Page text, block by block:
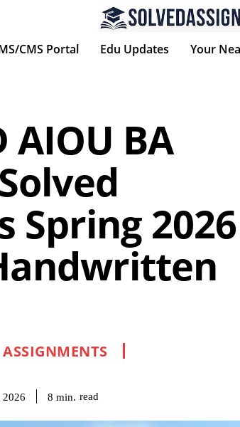
CMS Portal Edu Updates Your
AIOU BA
Spring 2026
8 min. read